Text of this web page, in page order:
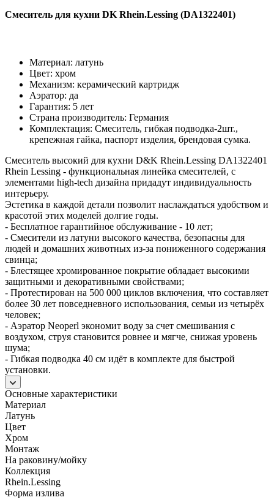
Смеситель для кухни DK Rhein.Lessing (DA1322401)
Материал: латунь
Цвет: хром
Механизм: керамический картридж
Аэратор: да
Гарантия: 5 лет
Страна производитель: Германия
Комплектация: Смеситель, гибкая подводка-2шт.,
крепежная гайка, паспорт изделия, брендовая сумка.
Смеситель высокий для кухни D&K Rhein.Lessing DA1322401
Rhein Lessing - функциональная линейка смесителей, с
элементами high-tech дизайна придадут индивидуальность
интерьеру.
Эстетика в каждой детали позволит наслаждаться удобством и
красотой этих моделей долгие годы.
- Бесплатное гарантийное обслуживание - 10 лет;
- Смесители из латуни высокого качества, безопасны для
людей и домашних животных из-за пониженного содержания
свинца;
- Блестящее хромированное покрытие обладает высокими
защитными и декоративными свойствами;
- Протестирован на 500 000 циклов включения, что составляет
более 30 лет повседневного использования, семьи из четырёх
человек;
- Аэратор Neoperl экономит воду за счет смешивания с
воздухом, струя становится ровнее и мягче, снижая уровень
шума;
- Гибкая подводка 40 см идёт в комплекте для быстрой
установки.
Основные характеристики
Материал
Латунь
Цвет
Хром
Монтаж
На раковину/мойку
Коллекция
Rhein.Lessing
Форма излива